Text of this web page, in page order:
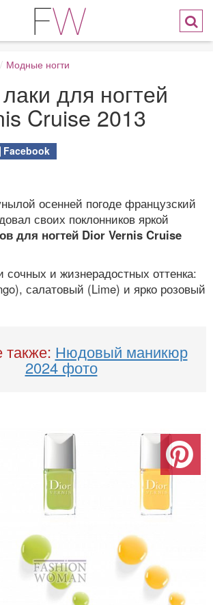
/ Модные ногти
для ногтей
Cruise 2013
Facebook
осенней погоде французский
своих поклонников яркой
для ногтей Dior Vernis Cruise
и жизнерадостных оттенка:
салатовый (Lime) и ярко розовый
также: Нюдовый маникюр
2024 фото